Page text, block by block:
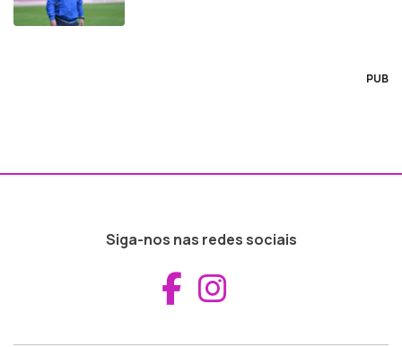
PUB
Siga-nos nas redes sociais
Aceder ao